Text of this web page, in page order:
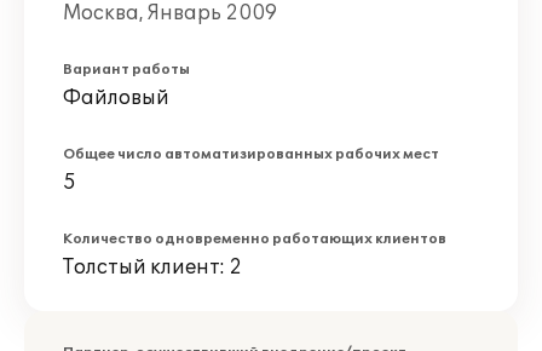
Москва, Январь 2009
Вариант работы
Файловый
Общее число автоматизированных рабочих мест
5
Количество одновременно работающих клиентов
Толстый клиент: 2